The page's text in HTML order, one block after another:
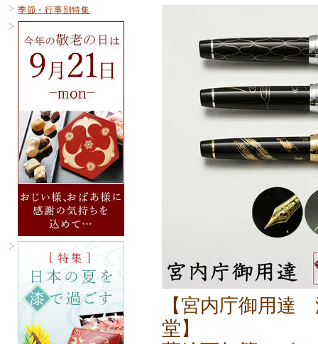
季節・行事別特集
【宮内庁御用達
堂】